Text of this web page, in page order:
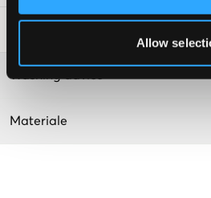
Allow
Washing advice
Materiale